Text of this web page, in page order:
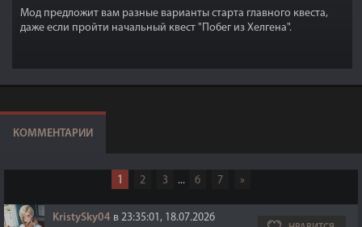
Мод предложит вам разные варианты старта главного квеста,
даже если пройти начальный квест "Побег из Хелгена".
КОММЕНТАРИИ
1 2 3 ... 6 7 »
KristySky04 в 23:35:01, 18.07.2026